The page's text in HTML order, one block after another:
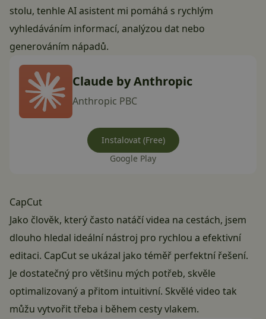
stolu, tenhle AI asistent mi pomáhá s rychlým
vyhledáváním informací, analýzou dat nebo
generováním nápadů.
Claude by Anthropic
Anthropic PBC
Instalovat (Free)
Google Play
CapCut
Jako člověk, který často natáčí videa na cestách, jsem
dlouho hledal ideální nástroj pro rychlou a efektivní
editaci. CapCut se ukázal jako téměř perfektní řešení.
Je dostatečný pro většinu mých potřeb, skvěle
optimalizovaný a přitom intuitivní. Skvělé video tak
můžu vytvořit třeba i během cesty vlakem.